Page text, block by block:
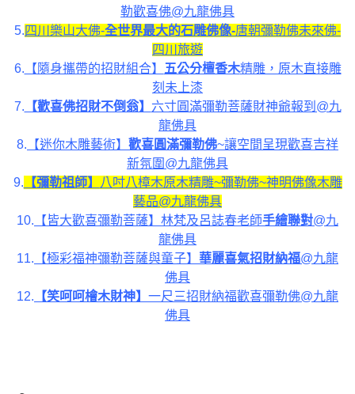
勒歡喜佛@九龍佛具
5.四川樂山大佛-全世界最大的石雕佛像-唐朝彌勒佛未來佛-
四川旅遊
6. 【隨身攜帶的招財組合】 五公分檀香木精雕，原木直接雕
刻未上漆
7. 【歡喜佛招財不倒翁】 六寸圓滿彌勒菩薩財神爺報到@九
龍佛具
8. 【迷你木雕藝術】 歡喜圓滿彌勒佛~讓空間呈現歡喜吉祥
新氛圍@九龍佛具
9. 【彌勒祖師】
八吋八樟木原木精雕~彌勒佛~神明佛像木雕
藝品@九龍佛具
10. 【皆大歡喜彌勒菩薩】林梵及呂誌春老師手繪聯對@九
龍佛具
11. 【極彩福神彌勒菩薩與童子】 華麗喜氣招財納福@九龍
佛具
12. 【笑呵呵檜木財神】 一尺三招財納福歡喜彌勒佛@九龍
佛具